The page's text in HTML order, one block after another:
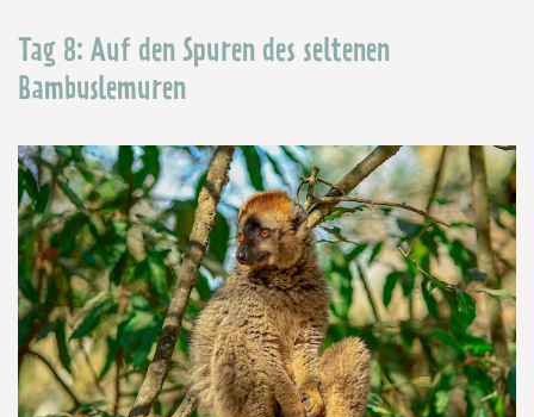
Tag 8: Auf den Spuren des seltenen
Bambuslemuren